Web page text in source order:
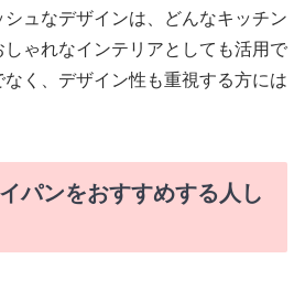
ュなデザインは、どんなキッチン
ゃれなインテリアとしても活用で
く、デザイン性も重視する方には
パンをおすすめする人し